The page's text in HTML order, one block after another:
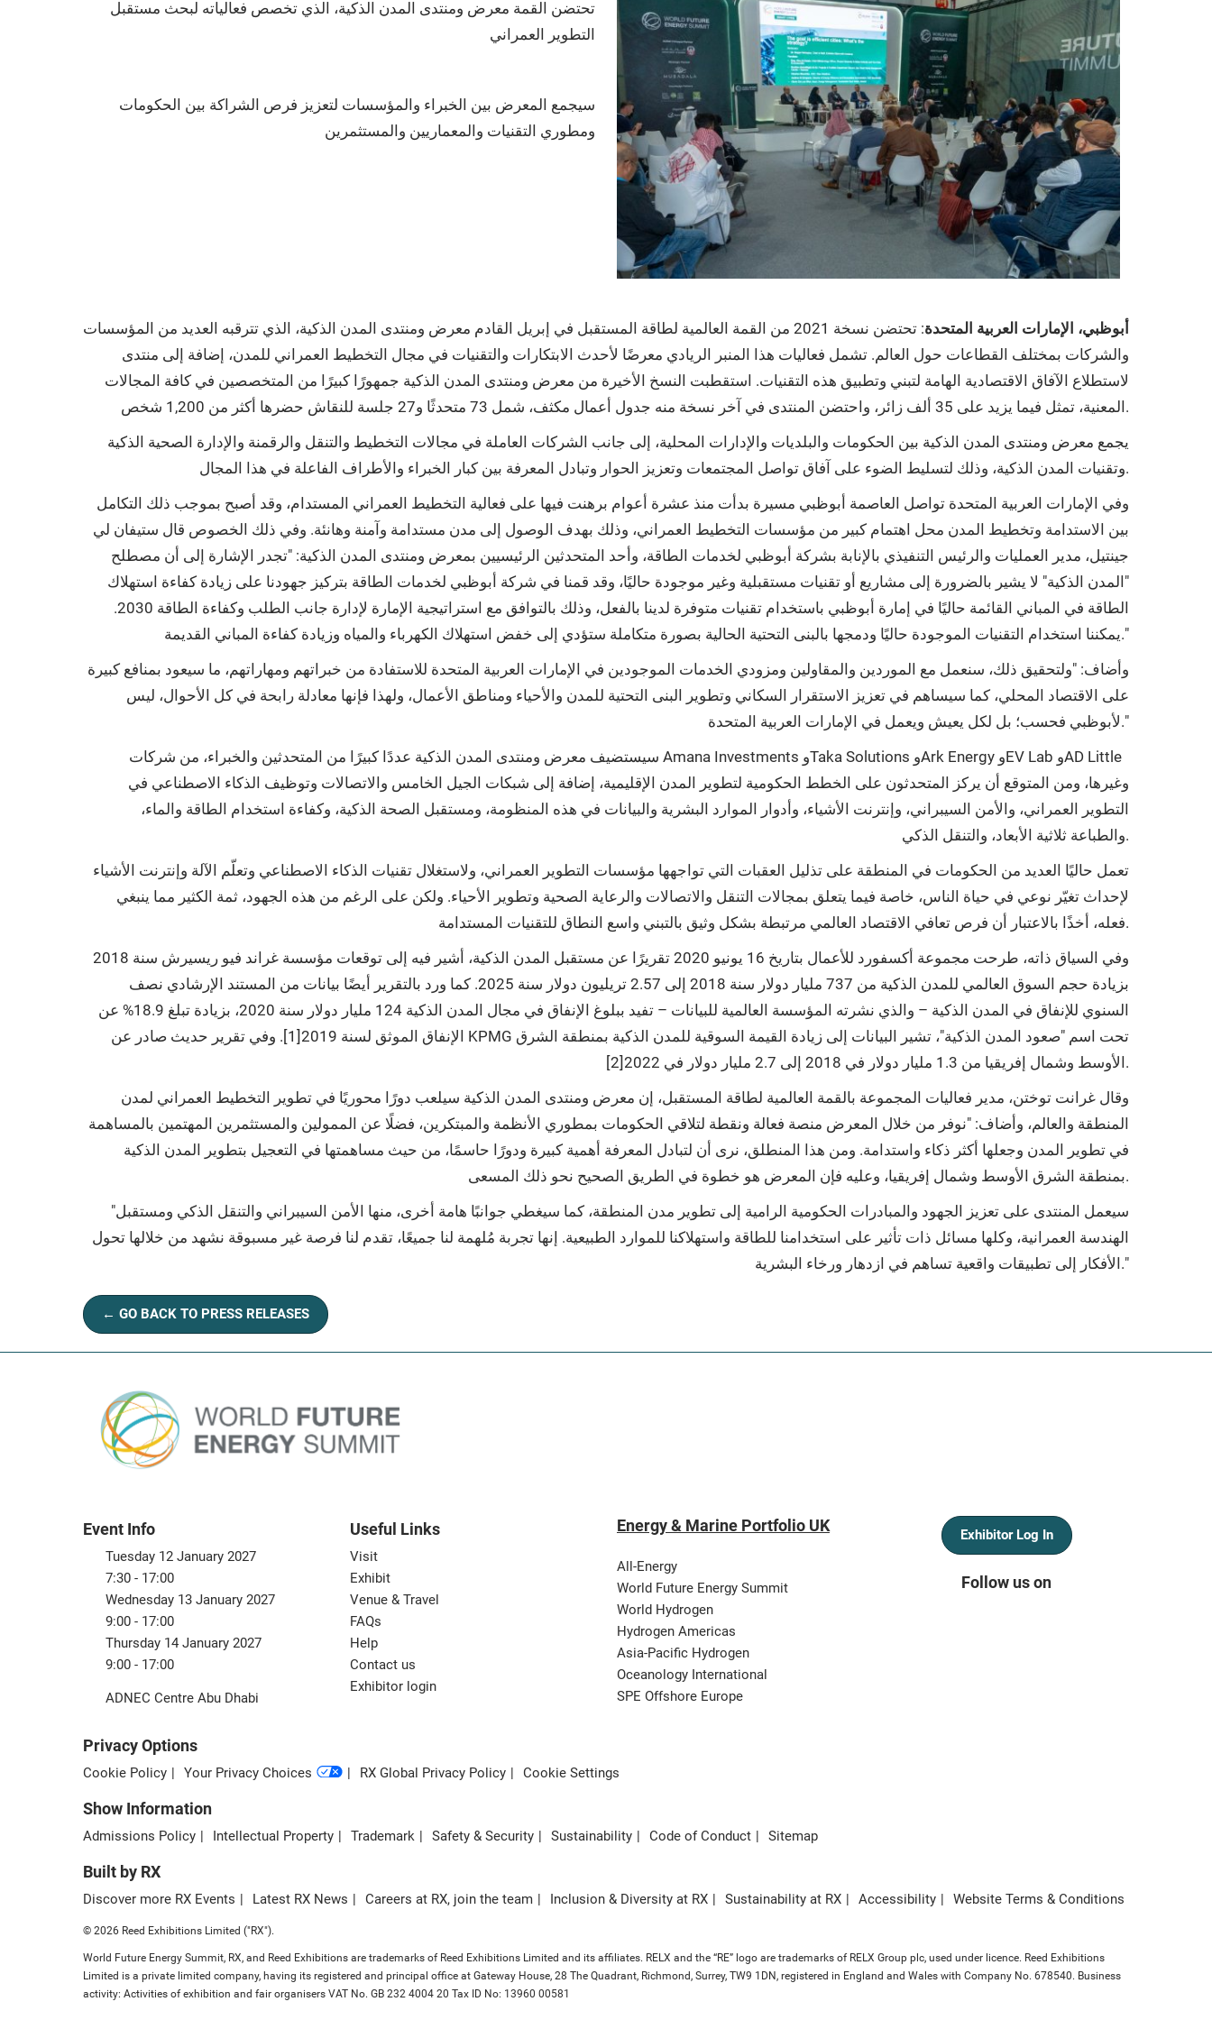
تحتضن القمة معرض ومنتدى المدن الذكية، الذي تخصص فعالياته لبحث مستقبل
التطوير العمراني
سيجمع المعرض بين الخبراء والمؤسسات لتعزيز فرص الشراكة بين الحكومات
ومطوري التقنيات والمعماريين والمستثمرين
أبوظبي، الإمارات العربية المتحدة
: تحتضن نسخة 2021 من القمة العالمية لطاقة المستقبل في إبريل القادم معرض ومنتدى المدن الذكية، الذي تترقبه العديد من المؤسسات
والشركات بمختلف القطاعات حول العالم. تشمل فعاليات هذا المنبر الريادي معرضًا لأحدث الابتكارات والتقنيات في مجال التخطيط العمراني للمدن، إضافة إلى منتدى
لاستطلاع الآفاق الاقتصادية الهامة لتبني وتطبيق هذه التقنيات. استقطبت النسخ الأخيرة من معرض ومنتدى المدن الذكية جمهورًا كبيرًا من المتخصصين في كافة المجالات
المعنية، تمثل فيما يزيد على 35 ألف زائر، واحتضن المنتدى في آخر نسخة منه جدول أعمال مكثف، شمل 73 متحدثًا و27 جلسة للنقاش حضرها أكثر من 1,200 شخص.
يجمع معرض ومنتدى المدن الذكية بين الحكومات والبلديات والإدارات المحلية، إلى جانب الشركات العاملة في مجالات التخطيط والتنقل والرقمنة والإدارة الصحية الذكية
وتقنيات المدن الذكية، وذلك لتسليط الضوء على آفاق تواصل المجتمعات وتعزيز الحوار وتبادل المعرفة بين كبار الخبراء والأطراف الفاعلة في هذا المجال.
وفي الإمارات العربية المتحدة تواصل العاصمة أبوظبي مسيرة بدأت منذ عشرة أعوام برهنت فيها على فعالية التخطيط العمراني المستدام، وقد أصبح بموجب ذلك التكامل
بين الاستدامة وتخطيط المدن محل اهتمام كبير من مؤسسات التخطيط العمراني، وذلك بهدف الوصول إلى مدن مستدامة وآمنة وهانئة. وفي ذلك الخصوص قال ستيفان لي
جينتيل، مدير العمليات والرئيس التنفيذي بالإنابة بشركة أبوظبي لخدمات الطاقة، وأحد المتحدثين الرئيسيين بمعرض ومنتدى المدن الذكية: "تجدر الإشارة إلى أن مصطلح
"المدن الذكية" لا يشير بالضرورة إلى مشاريع أو تقنيات مستقبلية وغير موجودة حاليًا، وقد قمنا في شركة أبوظبي لخدمات الطاقة بتركيز جهودنا على زيادة كفاءة استهلاك
الطاقة في المباني القائمة حاليًا في إمارة أبوظبي باستخدام تقنيات متوفرة لدينا بالفعل، وذلك بالتوافق مع استراتيجية الإمارة لإدارة جانب الطلب وكفاءة الطاقة 2030.
يمكننا استخدام التقنيات الموجودة حاليًا ودمجها بالبنى التحتية الحالية بصورة متكاملة ستؤدي إلى خفض استهلاك الكهرباء والمياه وزيادة كفاءة المباني القديمة."
وأضاف: "ولتحقيق ذلك، سنعمل مع الموردين والمقاولين ومزودي الخدمات الموجودين في الإمارات العربية المتحدة للاستفادة من خبراتهم ومهاراتهم، ما سيعود بمنافع كبيرة
على الاقتصاد المحلي، كما سيساهم في تعزيز الاستقرار السكاني وتطوير البنى التحتية للمدن والأحياء ومناطق الأعمال، ولهذا فإنها معادلة رابحة في كل الأحوال، ليس
لأبوظبي فحسب؛ بل لكل يعيش ويعمل في الإمارات العربية المتحدة."
سيستضيف معرض ومنتدى المدن الذكية عددًا كبيرًا من المتحدثين والخبراء، من شركات Amana Investments وTaka Solutions وArk Energy وEV Lab وAD Little
وغيرها، ومن المتوقع أن يركز المتحدثون على الخطط الحكومية لتطوير المدن الإقليمية، إضافة إلى شبكات الجيل الخامس والاتصالات وتوظيف الذكاء الاصطناعي في
التطوير العمراني، والأمن السيبراني، وإنترنت الأشياء، وأدوار الموارد البشرية والبيانات في هذه المنظومة، ومستقبل الصحة الذكية، وكفاءة استخدام الطاقة والماء،
والطباعة ثلاثية الأبعاد، والتنقل الذكي.
تعمل حاليًا العديد من الحكومات في المنطقة على تذليل العقبات التي تواجهها مؤسسات التطوير العمراني، ولاستغلال تقنيات الذكاء الاصطناعي وتعلّم الآلة وإنترنت الأشياء
لإحداث تغيّر نوعي في حياة الناس، خاصة فيما يتعلق بمجالات التنقل والاتصالات والرعاية الصحية وتطوير الأحياء. ولكن على الرغم من هذه الجهود، ثمة الكثير مما ينبغي
فعله، أخذًا بالاعتبار أن فرص تعافي الاقتصاد العالمي مرتبطة بشكل وثيق بالتبني واسع النطاق للتقنيات المستدامة.
وفي السياق ذاته، طرحت مجموعة أكسفورد للأعمال بتاريخ 16 يونيو 2020 تقريرًا عن مستقبل المدن الذكية، أشير فيه إلى توقعات مؤسسة غراند فيو ريسيرش سنة 2018
بزيادة حجم السوق العالمي للمدن الذكية من 737 مليار دولار سنة 2018 إلى 2.57 تريليون دولار سنة 2025. كما ورد بالتقرير أيضًا بيانات من المستند الإرشادي نصف
السنوي للإنفاق في المدن الذكية – والذي نشرته المؤسسة العالمية للبيانات – تفيد ببلوغ الإنفاق في مجال المدن الذكية 124 مليار دولار سنة 2020، بزيادة تبلغ 18.9% عن
الإنفاق الموثق لسنة 2019[1]. وفي تقرير حديث صادر عن KPMG تحت اسم "صعود المدن الذكية"، تشير البيانات إلى زيادة القيمة السوقية للمدن الذكية بمنطقة الشرق
الأوسط وشمال إفريقيا من 1.3 مليار دولار في 2018 إلى 2.7 مليار دولار في 2022[2].
وقال غرانت توختن، مدير فعاليات المجموعة بالقمة العالمية لطاقة المستقبل، إن معرض ومنتدى المدن الذكية سيلعب دورًا محوريًا في تطوير التخطيط العمراني لمدن
المنطقة والعالم، وأضاف: "نوفر من خلال المعرض منصة فعالة ونقطة لتلاقي الحكومات بمطوري الأنظمة والمبتكرين، فضلًا عن الممولين والمستثمرين المهتمين بالمساهمة
في تطوير المدن وجعلها أكثر ذكاء واستدامة. ومن هذا المنطلق، نرى أن لتبادل المعرفة أهمية كبيرة ودورًا حاسمًا، من حيث مساهمتها في التعجيل بتطوير المدن الذكية
بمنطقة الشرق الأوسط وشمال إفريقيا، وعليه فإن المعرض هو خطوة في الطريق الصحيح نحو ذلك المسعى.
"سيعمل المنتدى على تعزيز الجهود والمبادرات الحكومية الرامية إلى تطوير مدن المنطقة، كما سيغطي جوانبًا هامة أخرى، منها الأمن السيبراني والتنقل الذكي ومستقبل
الهندسة العمرانية، وكلها مسائل ذات تأثير على استخدامنا للطاقة واستهلاكنا للموارد الطبيعية. إنها تجربة مُلهمة لنا جميعًا، تقدم لنا فرصة غير مسبوقة نشهد من خلالها تحول
الأفكار إلى تطبيقات واقعية تساهم في ازدهار ورخاء البشرية."
← GO BACK TO PRESS RELEASES
Event Info
Tuesday 12 January 2027
7:30 - 17:00
Wednesday 13 January 2027
9:00 - 17:00
Thursday 14 January 2027
9:00 - 17:00
ADNEC Centre Abu Dhabi
Useful Links
Visit
Exhibit
Venue & Travel
FAQs
Help
Contact us
Exhibitor login
Energy & Marine Portfolio UK
All-Energy
World Future Energy Summit
World Hydrogen
Hydrogen Americas
Asia-Pacific Hydrogen
Oceanology International
SPE Offshore Europe
Exhibitor Log In
Follow us on
Privacy Options
Cookie Policy Your Privacy Choices RX Global Privacy Policy Cookie Settings
Show Information
Admissions Policy Intellectual Property Trademark Safety & Security Sustainability Code of Conduct Sitemap
Built by RX
Discover more RX Events Latest RX News Careers at RX, join the team Inclusion & Diversity at RX Sustainability at RX Accessibility Website Terms & Conditions
© 2026 Reed Exhibitions Limited ("RX").
World Future Energy Summit, RX, and Reed Exhibitions are trademarks of Reed Exhibitions Limited and its affiliates. RELX and the “RE” logo are trademarks of RELX Group plc, used under licence. Reed Exhibitions
Limited is a private limited company, having its registered and principal office at Gateway House, 28 The Quadrant, Richmond, Surrey, TW9 1DN, registered in England and Wales with Company No. 678540. Business
activity: Activities of exhibition and fair organisers VAT No. GB 232 4004 20 Tax ID No: 13960 00581